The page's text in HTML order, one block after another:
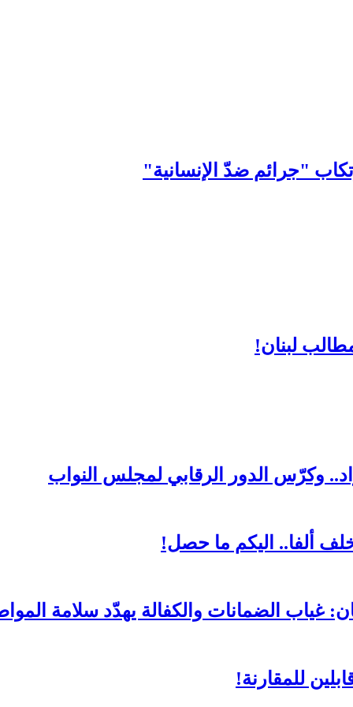
"جرائم ضدّ الإنسانية"
لبنان!
وكرّس الدور الرقابي لمجلس النواب
ألفا.. اليكم ما حصل!
غياب الضمانات والكفالة يهدّد سلامة
للمقارنة!